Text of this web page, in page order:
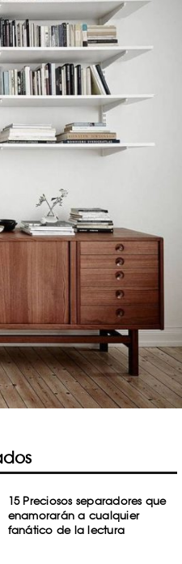
15 Preciosos separadores que
enamorarán a cualquier
fanático de la lectura